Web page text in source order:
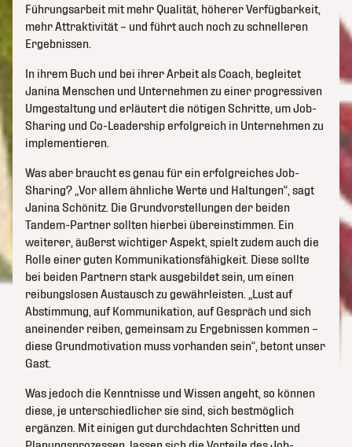
Führungsarbeit mit mehr Qualität, höherer Verfügbarkeit,
mehr Attraktivität – und führt auch noch zu schnelleren
Ergebnissen.
In ihrem Buch und bei ihrer Arbeit als Coach, begleitet
Janina Menschen und Unternehmen zu einer progressiven
Umgestaltung und erläutert die nötigen Schritte, um Job-
Sharing und Co-Leadership erfolgreich in Unternehmen zu
implementieren.
Was aber braucht es genau für ein erfolgreiches Job-
Sharing? „Vor allem ähnliche Werte und Haltungen“, sagt
Janina Schönitz. Die Grundvorstellungen der beiden
Tandem-Partner sollten hierbei übereinstimmen. Ein
weiterer, äußerst wichtiger Aspekt, spielt zudem auch die
Rolle einer guten Kommunikationsfähigkeit. Diese sollte
bei beiden Partnern stark ausgebildet sein, um einen
reibungslosen Austausch zu gewährleisten. „Lust auf
Abstimmung, auf Kommunikation, auf Gespräch und sich
aneinender reiben, gemeinsam zu Ergebnissen kommen –
diese Grundmotivation muss vorhanden sein“, betont unser
Gast.
Was jedoch die Kenntnisse und Wissen angeht, so können
diese, je unterschiedlicher sie sind, sich bestmöglich
ergänzen. Mit einigen gut durchdachten Schritten und